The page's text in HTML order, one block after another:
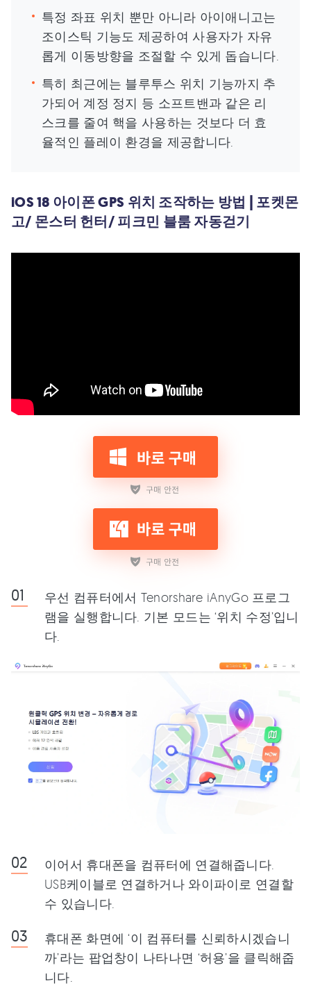
특정 좌표 위치 뿐만 아니라 아이애니고는
조이스틱 기능도 제공하여 사용자가 자유
롭게 이동방향을 조절할 수 있게 돕습니다.
특히 최근에는 블루투스 위치 기능까지 추
가되어 계정 정지 등 소프트밴과 같은 리
스크를 줄여 핵을 사용하는 것보다 더 효
율적인 플레이 환경을 제공합니다.
iOS 18 아이폰 GPS 위치 조작하는 방법 | 포켓몬
고/ 몬스터 헌터/ 피크민 블룸 자동걷기
우선 컴퓨터에서 Tenorshare iAnyGo 프로그
램을 실행합니다. 기본 모드는 ‘위치 수정’입니
다.
이어서 휴대폰을 컴퓨터에 연결해줍니다.
USB케이블로 연결하거나 와이파이로 연결할
수 있습니다.
휴대폰 화면에 ‘이 컴퓨터를 신뢰하시겠습니
까’라는 팝업창이 나타나면 ‘허용’을 클릭해줍
니다.